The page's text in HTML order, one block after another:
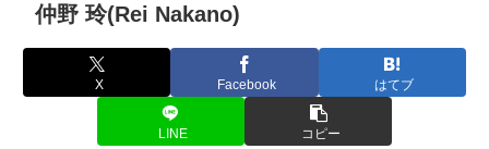
仲野 玲(Rei Nakano)
X Facebook はてブ
LINE コピー